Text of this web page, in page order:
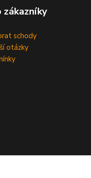
zákazníky
schody
otázky